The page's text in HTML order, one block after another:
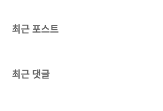
최근 포스트
최근 댓글